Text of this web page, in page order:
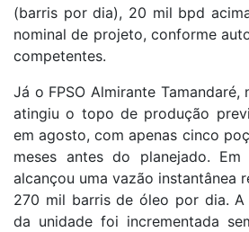
(barris por dia), 20 mil bpd
nominal de projeto, conforme
competentes.
Já o FPSO Almirante Tamandaré,
atingiu o topo de produção
em agosto, com apenas cinco
meses antes do planejado.
alcançou uma vazão instantânea
270 mil barris de óleo por dia. A
da unidade foi incrementada